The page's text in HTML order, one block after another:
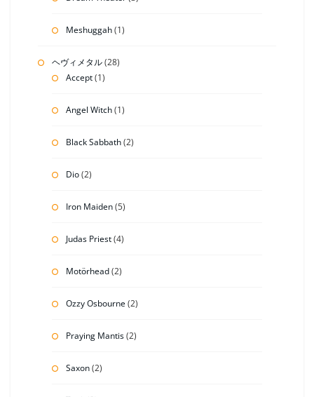
Meshuggah(1)
ヘヴィメタル(28)
Accept(1)
Angel Witch(1)
Black Sabbath(2)
Dio(2)
Iron Maiden(5)
Judas Priest(4)
Motörhead(2)
Ozzy Osbourne(2)
Praying Mantis(2)
Saxon(2)